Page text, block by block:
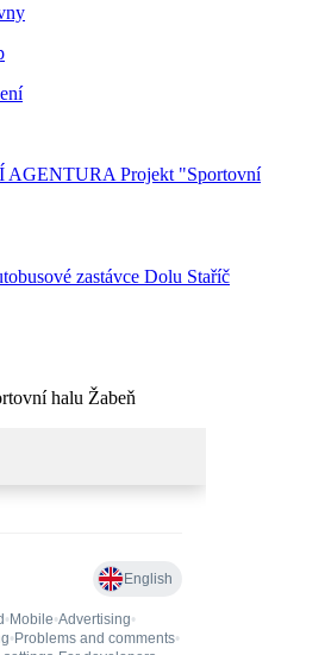
Projekt "Sportovní
zastávce Dolu Staříč
halu Žabeň